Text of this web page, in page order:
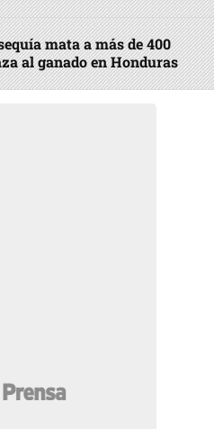
mata a más de 400
al ganado en Honduras